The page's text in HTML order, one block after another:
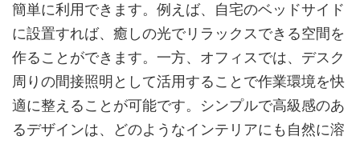
簡単に利用できます。例えば、自宅のベッドサイド
に設置すれば、癒しの光でリラックスできる空間を
作ることができます。一方、オフィスでは、デスク
周りの間接照明として活用することで作業環境を快
適に整えることが可能です。シンプルで高級感のあ
るデザインは、どのようなインテリアにも自然に溶